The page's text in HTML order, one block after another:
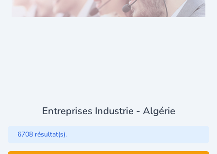
Entreprises Industrie - Algérie
6708 résultat(s).